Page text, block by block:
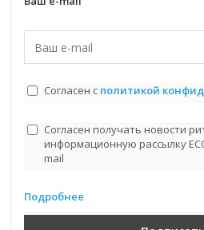
Согласен с политикой
Согласен получать новости
информационную рассылку
mail
Подробнее